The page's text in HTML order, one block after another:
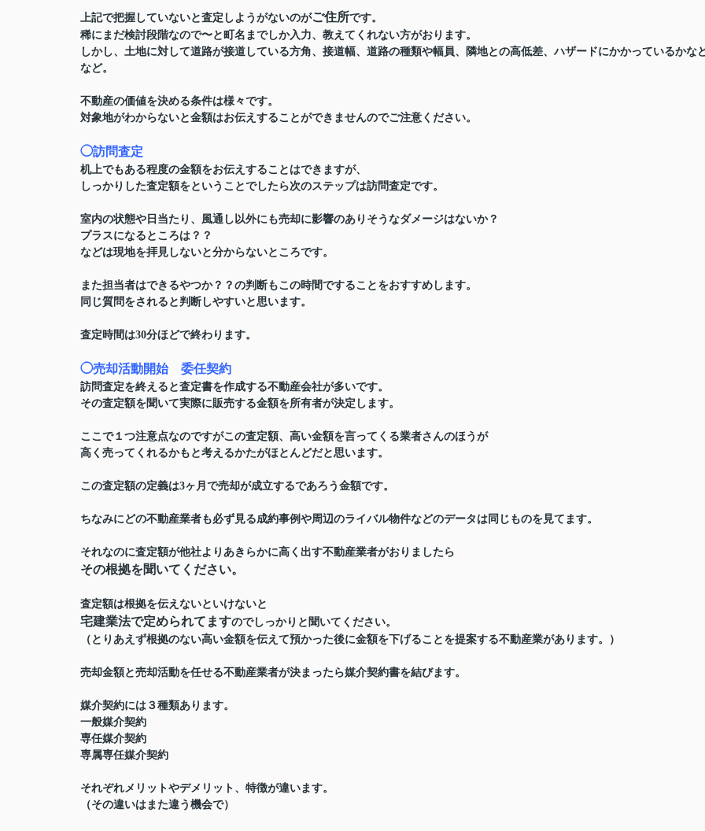
上記で把握していないと査定しようがないのがご住所です。
稀にまだ検討段階なので〜と町名までしか入力、教えてくれない方がおります。
しかし、土地に対して道路が接道している方角、接道幅、道路の種類や幅員、隣地との高低差、ハザードにかかっているかな
など。
不動産の価値を決める条件は様々です。
対象地がわからないと金額はお伝えすることができませんのでご注意ください。
◯訪問査定
机上でもある程度の金額をお伝えすることはできますが、
しっかりした査定額をということでしたら次のステップは訪問査定です。
室内の状態や日当たり、風通し以外にも売却に影響のありそうなダメージはないか？
プラスになるところは？？
などは現地を拝見しないと分からないところです。
また担当者はできるやつか？？の判断もこの時間ですることをおすすめします。
同じ質問をされると判断しやすいと思います。
査定時間は30分ほどで終わります。
◯売却活動開始 委任契約
訪問査定を終えると査定書を作成する不動産会社が多いです。
その査定額を聞いて実際に販売する金額を所有者が決定します。
ここで１つ注意点なのですがこの査定額、高い金額を言ってくる業者さんのほうが
高く売ってくれるかもと考えるかたがほとんどだと思います。
この査定額の定義は3ヶ月で売却が成立するであろう金額です。
ちなみにどの不動産業者も必ず見る成約事例や周辺のライバル物件などのデータは 同じものを見てます。
それなのに査定額が他社よりあきらかに高く 出す不動産業者がおりましたら
その根拠を聞いてください。
査定額は根拠を伝えないといけないと
宅建業法で定められてますのでしっかりと聞いてください。
（ とりあえず根拠のない高い金額を伝えて預かった後に金額を下げることを提案する不動産業があります。）
売却金額と売却活動を任せる不動産業者が決まったら媒介契約書を結びます。
媒介契約には３種類あります。
一般媒介契約
専任媒介契約
専属専任媒介契約
それぞれメリットやデメリット、特徴が違います。
（その違いはまた違う機会で）